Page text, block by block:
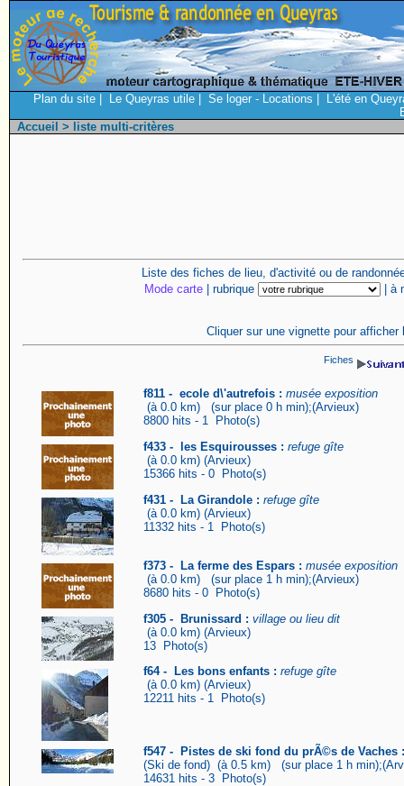
Plan du site Le Queyras utile Se loger - Locations
L'été en
Accueil > liste multi-critères
Liste des fiches de lieu, d'activité ou de
Mode carte| rubrique |
Cliquer sur une vignette pour
Fiches
f811 - ecole d\'autrefois : musée exposition
(à 0.0 km) (sur place 0 h min);(Arvieux)
8800 hits - 1 Photo(s)
f433 - les Esquirousses : refuge gîte
(à 0.0 km) (Arvieux)
15366 hits - 0 Photo(s)
f431 - La Girandole : refuge gîte
(à 0.0 km) (Arvieux)
11332 hits - 1 Photo(s)
f373 - La ferme des Espars : musée exposition
(à 0.0 km) (sur place 1 h min);(Arvieux)
8680 hits - 0 Photo(s)
f305 - Brunissard : village ou lieu dit
(à 0.0 km) (Arvieux)
13 Photo(s)
f64 - Les bons enfants : refuge gîte
(à 0.0 km) (Arvieux)
12211 hits - 1 Photo(s)
f547 - Pistes de ski fond du prÃ©s de Vaches :
(Ski de fond) (à 0.5 km) (sur place 1 h
14631 hits - 3 Photo(s)